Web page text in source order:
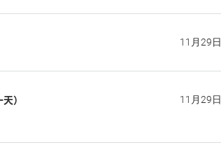
11月29日
） 11月29日